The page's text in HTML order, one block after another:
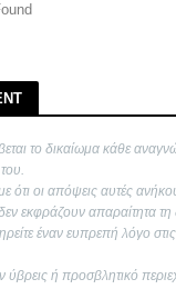
το δικαίωμα κάθε
ότι οι απόψεις αυτές
εκφράζουν απαραίτητα
έναν ευπρεπή λόγο
ύβρεις ή προσβλητικό